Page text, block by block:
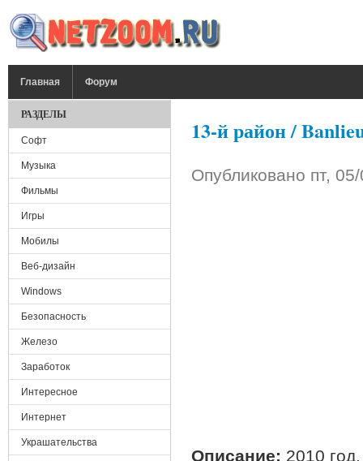
Главная Форум
13-й район /
РАЗДЕЛЫ
Софт
Музыка
Фильмы
Игры
Мобилы
Веб-дизайн
Windows
Безопасность
Железо
Заработок
Интересное
Интернет
Украшательства